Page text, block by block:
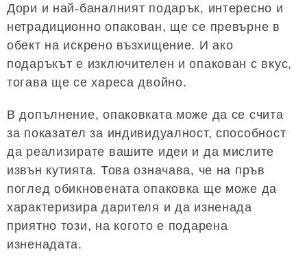
Дори и най-баналният подарък, интересно и
нетрадиционно опакован, ще се превърне в
обект на искрено възхищение. И ако
подаръкът е изключителен и опакован с вкус,
тогава ще се хареса двойно.
В допълнение, опаковката може да се счита
за показател за индивидуалност, способност
да реализирате вашите идеи и да мислите
извън кутията. Това означава, че на пръв
поглед обикновената опаковка ще може да
характеризира дарителя и да изненада
приятно този, на когото е подарена
изненадата.